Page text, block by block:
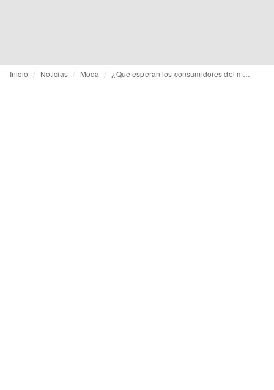
Inicio Noticias Moda